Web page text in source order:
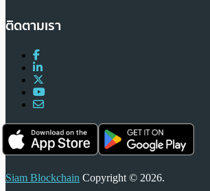
ติดตามเรา
Siam Blockchain Copyright © 2026.